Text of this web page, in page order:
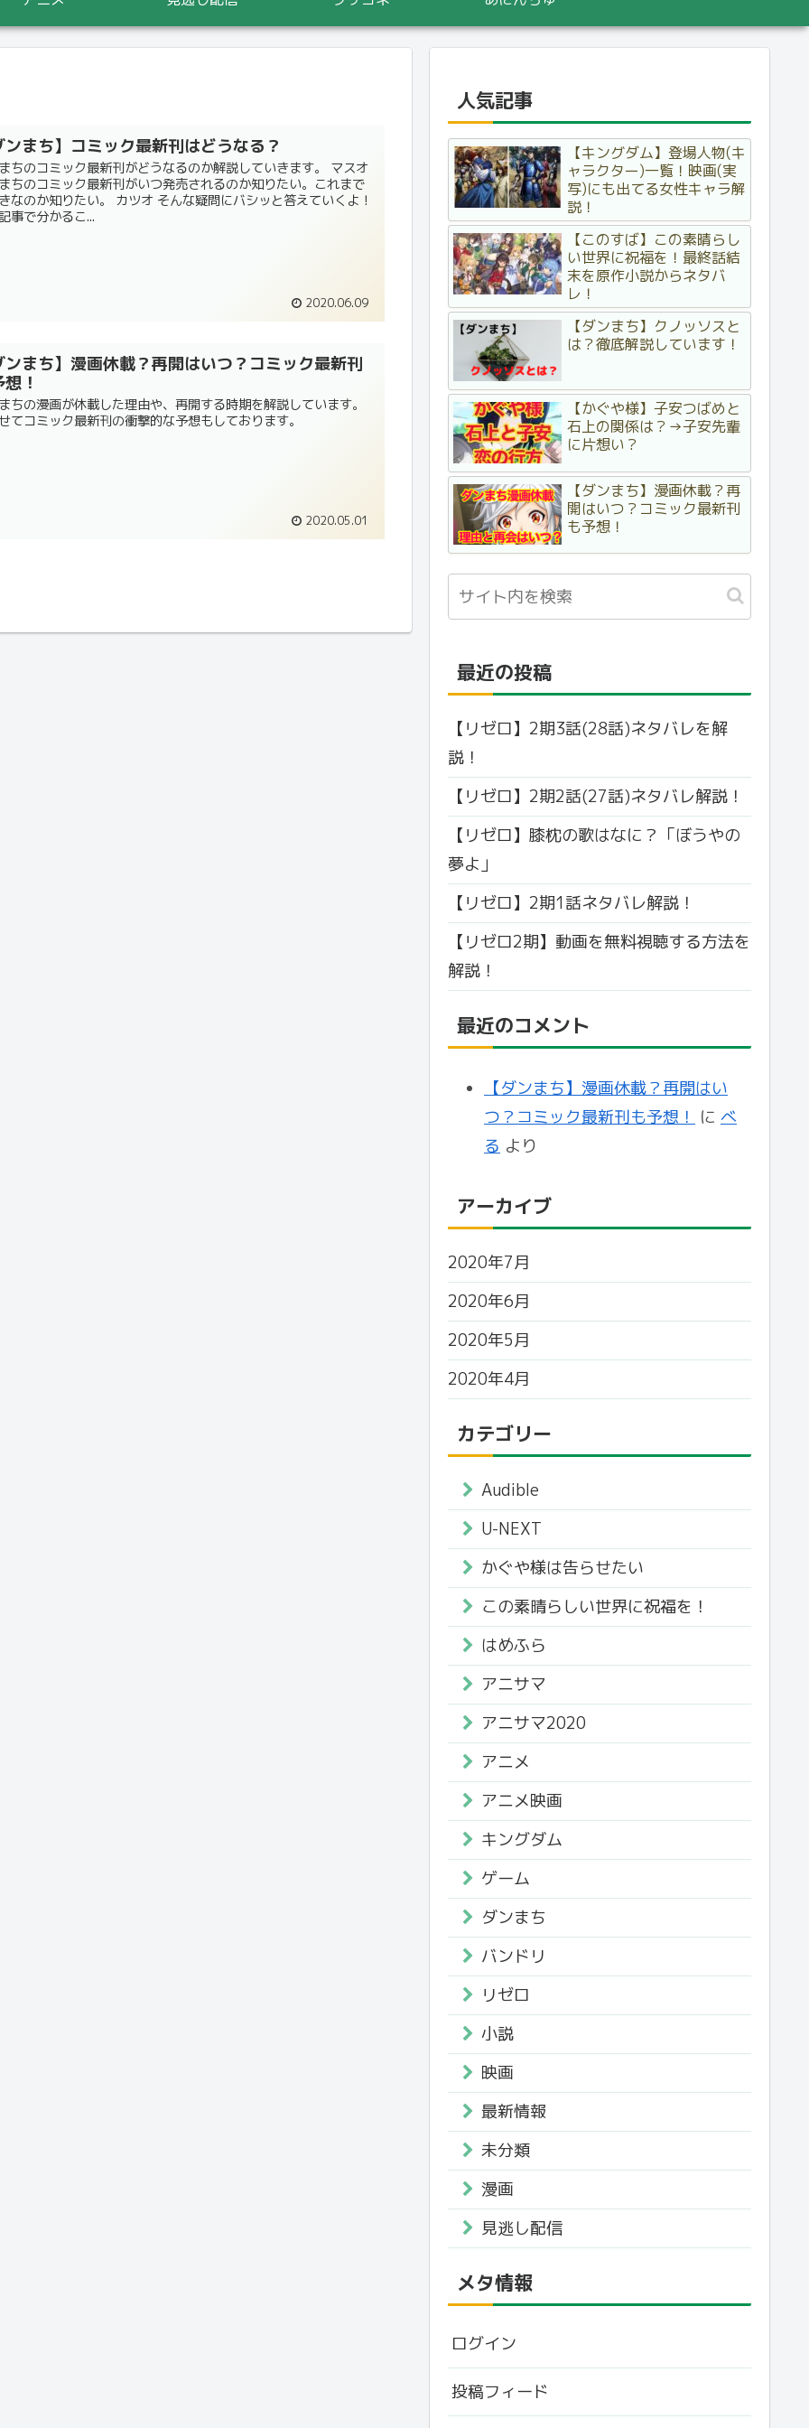
ンまち】コミック最新刊はどうなる？
ちのコミック最新刊がどうなるのか解説していきます。 マスオ
ちのコミック最新刊がいつ発売されるのか知りたい。これまで
なのか知りたい。 カツオ そんな疑問にバシッと答えていくよ！
事で分かるこ...
2020.06.09
ンまち】漫画休載？再開はいつ？コミック最新刊
！
ちの漫画が休載した理由や、再開する時期を解説しています。
てコミック最新刊の衝撃的な予想もしております。
2020.05.01
人気記事
【キングダム】登場人物(キ
ャラクター)一覧！映画(実
写)にも出てる女性キャラ解
説！
【このすば】この素晴らし
い世界に祝福を！最終話結
末を原作小説からネタバ
レ！
【ダンまち】クノッソスと
は？徹底解説しています！
【かぐや様】子安つばめと
石上の関係は？→子安先輩
に片想い？
【ダンまち】漫画休載？再
開はいつ？コミック最新刊
も予想！
最近の投稿
【リゼロ】2期3話(28話)ネタバレを解
説！
【リゼロ】2期2話(27話)ネタバレ解説！
【リゼロ】膝枕の歌はなに？「ぼうやの
夢よ」
【リゼロ】2期1話ネタバレ解説！
【リゼロ2期】動画を無料視聴する方法を
解説！
最近のコメント
【ダンまち】漫画休載？再開はい
つ？コミック最新刊も予想！ に べ
る より
アーカイブ
2020年7月
2020年6月
2020年5月
2020年4月
カテゴリー
Audible
U-NEXT
かぐや様は告らせたい
この素晴らしい世界に祝福を！
はめふら
アニサマ
アニサマ2020
アニメ
アニメ映画
キングダム
ゲーム
ダンまち
バンドリ
リゼロ
小説
映画
最新情報
未分類
漫画
見逃し配信
メタ情報
ログイン
投稿フィード